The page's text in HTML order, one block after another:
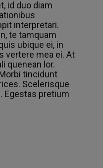
id duo diam
interpretari.
te tamquam
ubique ei, in
vertere mea ei. At
quenean lor.
tincidunt
Scelerisque
Egestas pretium